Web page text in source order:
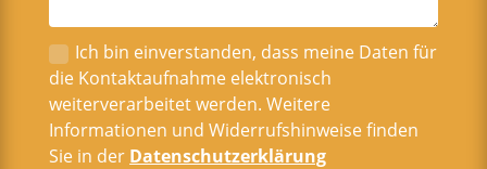
Ich bin einverstanden, dass meine Daten für
die Kontaktaufnahme elektronisch
weiterverarbeitet werden. Weitere
Informationen und Widerrufshinweise finden
Sie in der Datenschutzerklärung